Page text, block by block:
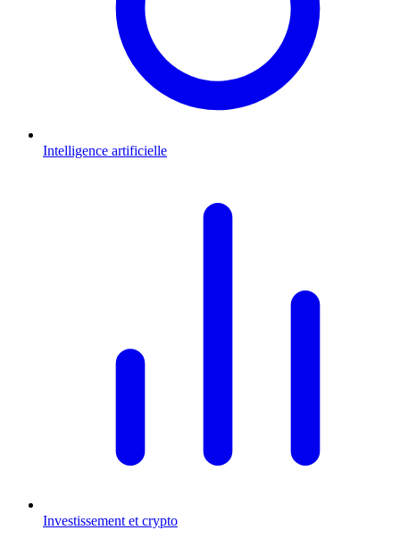
Intelligence artificielle
Investissement et crypto